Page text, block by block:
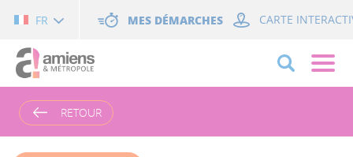
FR MES DÉMARCHES CARTE
RETOUR